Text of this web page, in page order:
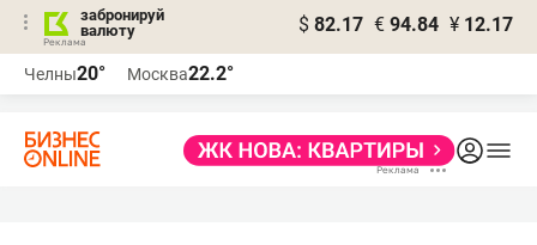
забронируй
валюту
$ 82.17 € 94.84 ¥ 12.17
Челны20° Москва22.2°